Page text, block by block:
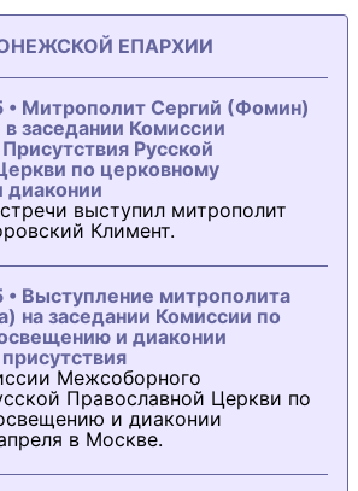
ЕПАРХИИ
• Митрополит Сергий (Фомин)
в заседании Комиссии
Русской
по церковному
выступил митрополит
Климент.
• Выступление митрополита
на заседании Комиссии по
и диаконии
Межсоборного
Православной Церкви по
и диаконии
в Москве.